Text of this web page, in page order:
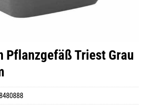
Pflanzgefäß Triest Grau